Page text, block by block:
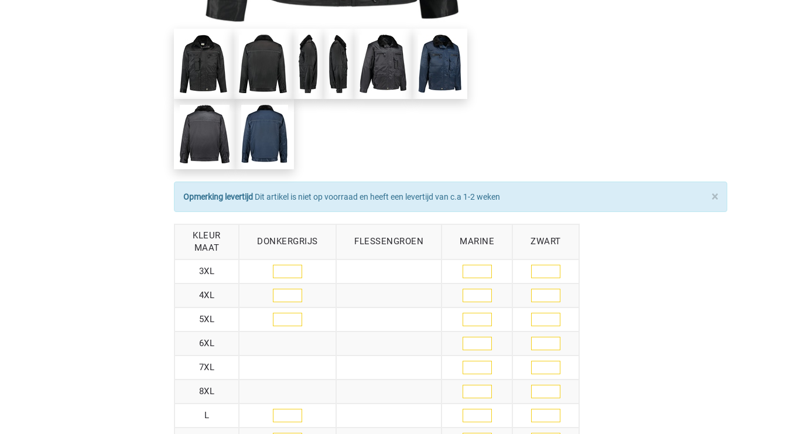
×
Opmerking levertijd Dit artikel is niet op voorraad en heeft een levertijd van c.a 1-2 weken
KLEUR
MAAT
DONKERGRIJS FLESSENGROEN MARINE ZWART
3XL
4XL
5XL
6XL
7XL
8XL
L